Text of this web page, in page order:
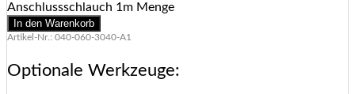
Anschlussschlauch 1m Menge
In den Warenkorb
Artikel-Nr.: 040-060-3040-A1
Optionale Werkzeuge: